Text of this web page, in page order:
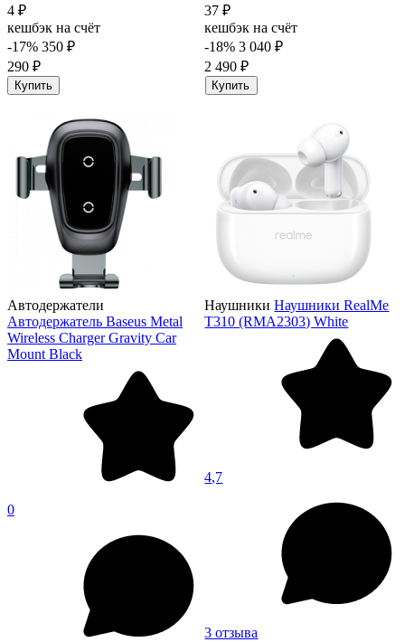
4 ₽
кешбэк на счёт
-17% 350 ₽
290 ₽
Купить
37 ₽
кешбэк на счёт
-18% 3 040 ₽
2 490 ₽
Купить
Автодержатели
Автодержатель Baseus Metal
Wireless Charger Gravity Car
Mount Black
0
Наушники Наушники RealMe
T310 (RMA2303) White
4,7
3 отзыва